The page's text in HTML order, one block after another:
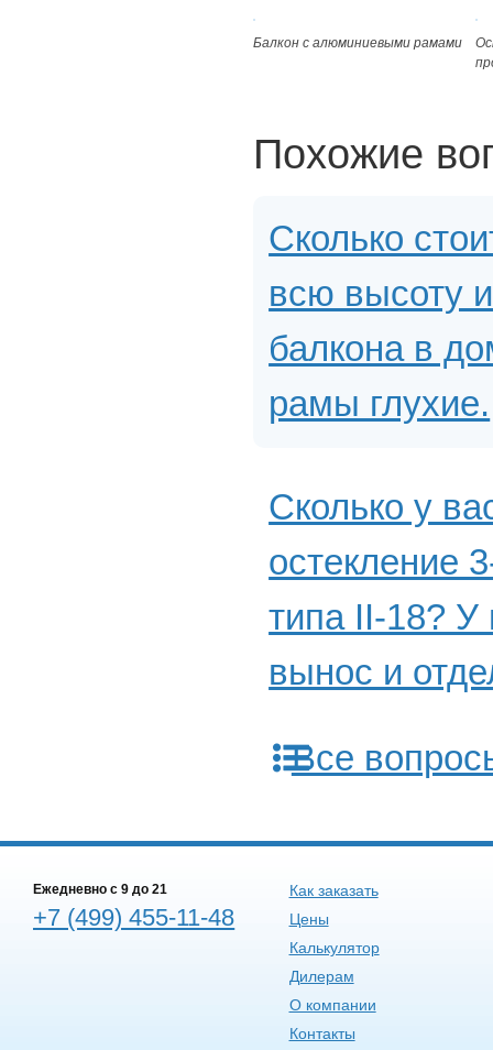
Балкон с алюминиевыми рамами
Похожие
Сколько
всю высоту
балкона в
рамы глухие.
Сколько у
остекление
типа II-18? У
вынос и
Все
Ежедневно c 9 до 21
+7 (499) 455-11-48
Как заказать
Цены
Калькулятор
Дилерам
О компании
Контакты